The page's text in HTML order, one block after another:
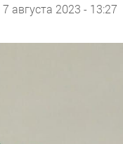
7 августа 2023 - 13:27